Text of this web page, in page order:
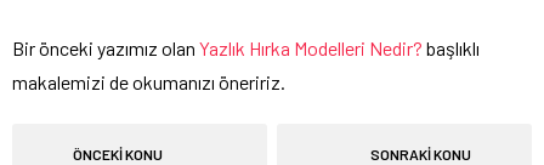
Bir önceki yazımız olan Yazlık Hırka Modelleri Nedir? başlıklı
makalemizi de okumanızı öneririz.
ÖNCEKİ KONU SONRAKİ KONU